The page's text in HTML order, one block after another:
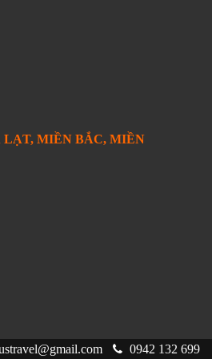
LẠT, MIỀN BẮC, MIỀN
0942 132 699